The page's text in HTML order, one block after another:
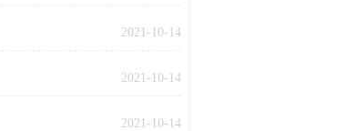
2021-10-14
2021-10-14
2021-10-14